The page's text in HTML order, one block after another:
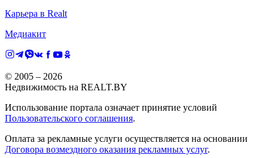
Карьера в Realt
Медиакит
© 2005 – 2026
Недвижимость на REALT.BY
Использование портала означает принятие условий
Пользовательского соглашения.
Оплата за рекламные услуги осуществляется на основании
Договора возмездного оказания рекламных услуг.